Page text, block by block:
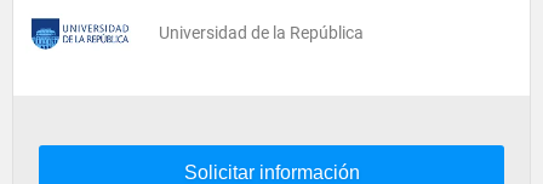
Universidad de la República
Solicitar información